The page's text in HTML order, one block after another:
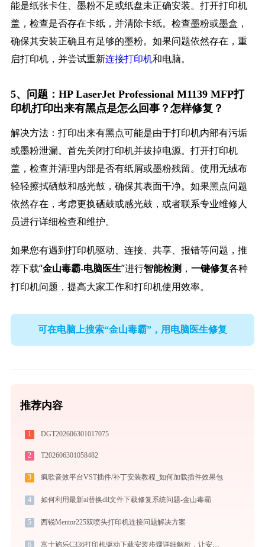
能是纸张卡住、墨粉不足或纸盘未正确安装。打开打印机
盖，检查是否存在卡纸，并清除卡纸。检查墨粉或墨盒，
确保其安装正确且有足够的墨粉。如果问题依然存在，重
启打印机，并尝试重新连接打印机和电脑。
5、问题：HP LaserJet Professional M1139 MFP打
印机打印出来有黑点是怎么回事？怎样修复？
解决方法：打印出来有黑点可能是由于打印机内部有污垢
或墨粉泄漏。首先关闭打印机并拔掉电源。打开打印机
盖，检查并清理内部是否有纸屑或墨粉残留。使用无绒布
轻轻擦拭硒鼓和感光鼓，确保其表面干净。如果黑点问题
依然存在，考虑更换硒鼓或感光鼓，或者联系专业维修人
员进行详细检查和维护。
如果您有遇到打印机驱动、连接、共享、报错等问题，推
荐下载“金山毒霸-电脑医生”进行智能检测， 一键修复各种
打印机问题，提高大家工作和打印机使用效率。
可在电脑上搜索“金山毒霸”，用电脑医生修复
推荐内容
1 DGT202606301017075
2 T202606301058482
3 疯歌音效平台VST插件/补丁安装教程_如何加载插件效果包
4 如何利用最新ai替换dll文件下载修复系统问题-金山毒霸
5 西锐Mentor225双喷头打印机连接问题解决方案
6 富士施乐C336打印机驱动下载安装步骤详细解析，让安装更简单